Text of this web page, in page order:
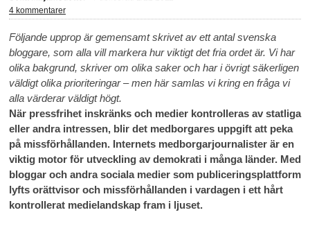
4 kommentarer
Följande upprop är gemensamt skrivet av ett antal svenska
bloggare, som alla vill markera hur viktigt det fria ordet är. Vi har
olika bakgrund, skriver om olika saker och har i övrigt säkerligen
väldigt olika prioriteringar – men här samlas vi kring en fråga vi
alla värderar väldigt högt.
När pressfrihet inskränks och medier kontrolleras av statliga
eller andra intressen, blir det medborgares uppgift att peka
på missförhållanden. Internets medborgarjournalister är en
viktig motor för utveckling av demokrati i många länder. Med
bloggar och andra sociala medier som publiceringsplattform
lyfts orättvisor och missförhållanden i vardagen i ett hårt
kontrollerat medielandskap fram i ljuset.